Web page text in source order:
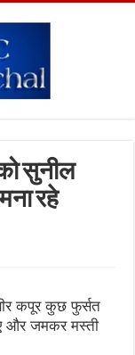
सुनील
रहे
कपूर कुछ फुर्सत
और जमकर मस्ती